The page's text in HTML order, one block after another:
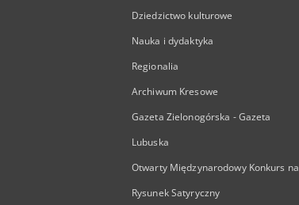
Dziedzictwo kulturowe
Nauka i dydaktyka
Regionalia
Archiwum Kresowe
Gazeta Zielonogórska - Gazeta
Lubuska
Otwarty Międzynarodowy Konkurs na
Rysunek Satyryczny